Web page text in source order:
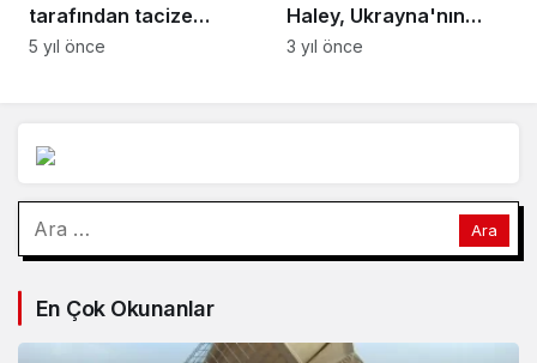
tarafından tacize
uğradı: Devlet
5 yıl önce
Haley, Ukrayna'nın
kaybetmesinin dünya
3 yıl önce
En Çok Okunanlar